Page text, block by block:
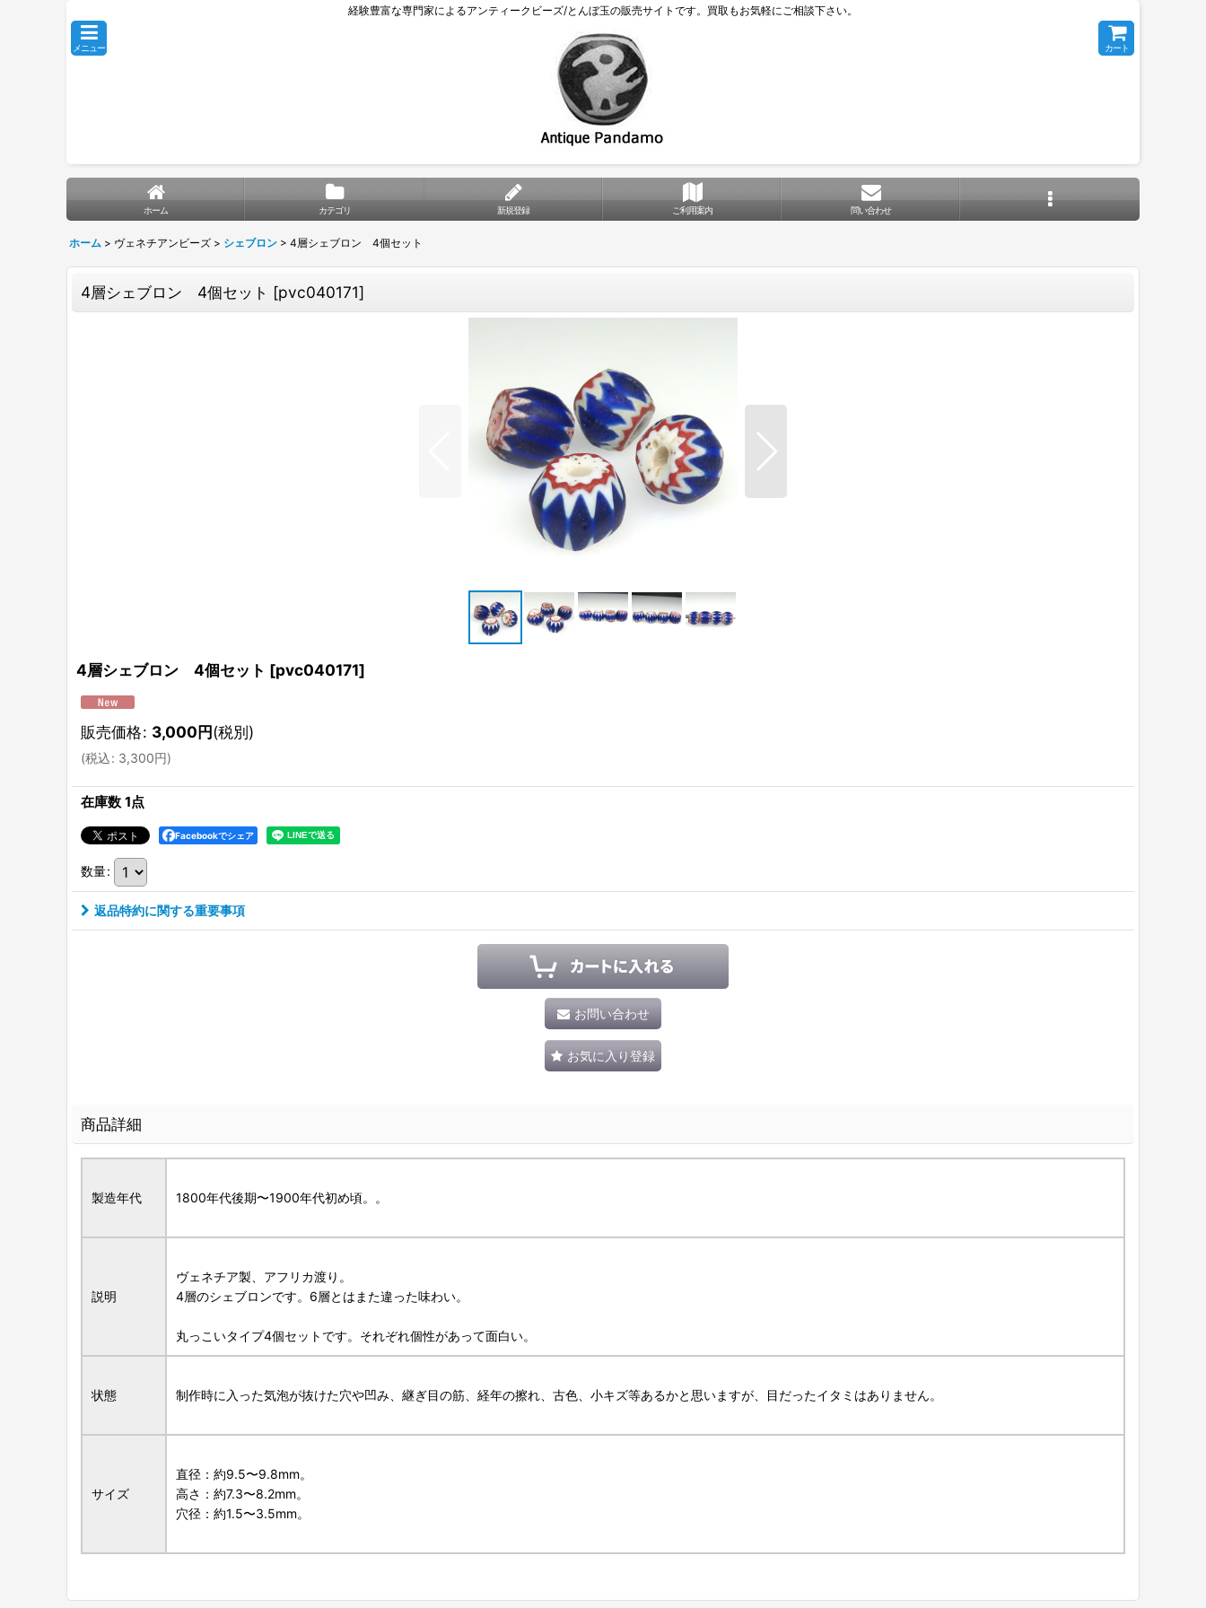
経験豊富な専門家によるアンティークビーズ/とんぼ玉の販売サイトです。買取もお気軽にご相談下さい。
メニュー カート
ホーム カテゴリ 新規登録 ご利用案内 問い合わせ
ホーム > ヴェネチアンビーズ > シェブロン > 4層シェブロン 4個セット
4層シェブロン 4個セット [pvc040171]
4層シェブロン 4個セット [pvc040171]
販売価格: 3,000円(税別)
(税込: 3,300円)
在庫数 1点
Facebookでシェア
数量:
返品特約に関する重要事項
お問い合わせ
お気に入り登録
商品詳細
製造年代 1800年代後期〜1900年代初め頃。。
説明
ヴェネチア製、アフリカ渡り。
4層のシェブロンです。6層とはまた違った味わい。
丸っこいタイプ4個セットです。それぞれ個性があって面白い。
状態 制作時に入った気泡が抜けた穴や凹み、継ぎ目の筋、経年の擦れ、古色、小キズ等あるかと思いますが、目だったイタミはありません。
サイズ
直径：約9.5〜9.8mm。
高さ：約7.3〜8.2mm。
穴径：約1.5〜3.5mm。